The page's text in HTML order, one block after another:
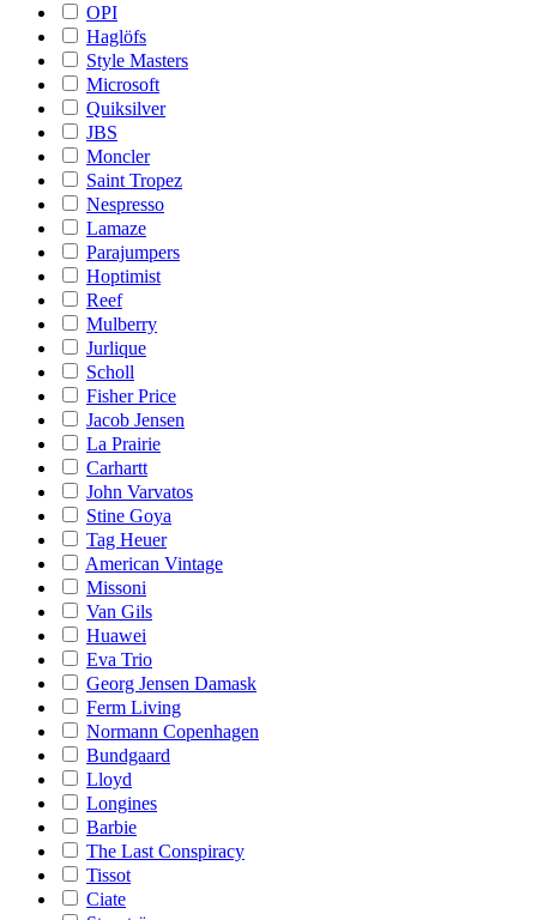
OPI
Haglöfs
Style Masters
Microsoft
Quiksilver
JBS
Moncler
Saint Tropez
Nespresso
Lamaze
Parajumpers
Hoptimist
Reef
Mulberry
Jurlique
Scholl
Fisher Price
Jacob Jensen
La Prairie
Carhartt
John Varvatos
Stine Goya
Tag Heuer
American Vintage
Missoni
Van Gils
Huawei
Eva Trio
Georg Jensen Damask
Ferm Living
Normann Copenhagen
Bundgaard
Lloyd
Longines
Barbie
The Last Conspiracy
Tissot
Ciate